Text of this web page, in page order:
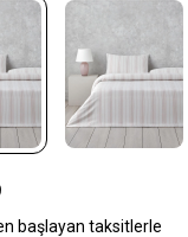
başlayan taksitlerle